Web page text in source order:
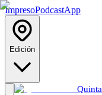
ImpresoPodcastApp
Edición
Quinta